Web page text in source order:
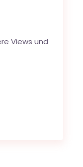
Views und